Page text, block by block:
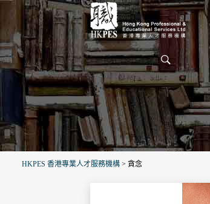
HKPES 香港專業人才服務機構 > 貪念